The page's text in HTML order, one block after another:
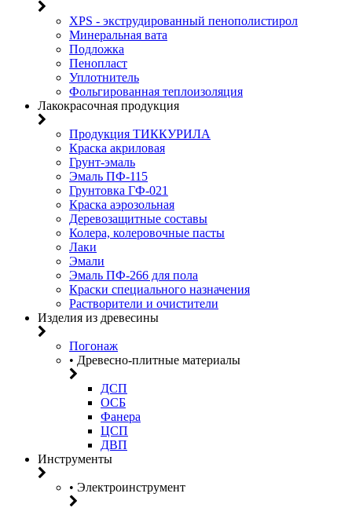
XPS - экструдированный пенополистирол
Минеральная вата
Подложка
Пенопласт
Уплотнитель
Фольгированная теплоизоляция
Лакокрасочная продукция
Продукция ТИККУРИЛА
Краска акриловая
Грунт-эмаль
Эмаль ПФ-115
Грунтовка ГФ-021
Краска аэрозольная
Деревозащитные составы
Колера, колеровочные пасты
Лаки
Эмали
Эмаль ПФ-266 для пола
Краски специального назначения
Растворители и очистители
Изделия из древесины
Погонаж
• Древесно-плитные материалы
ДСП
ОСБ
Фанера
ЦСП
ДВП
Инструменты
• Электроинструмент